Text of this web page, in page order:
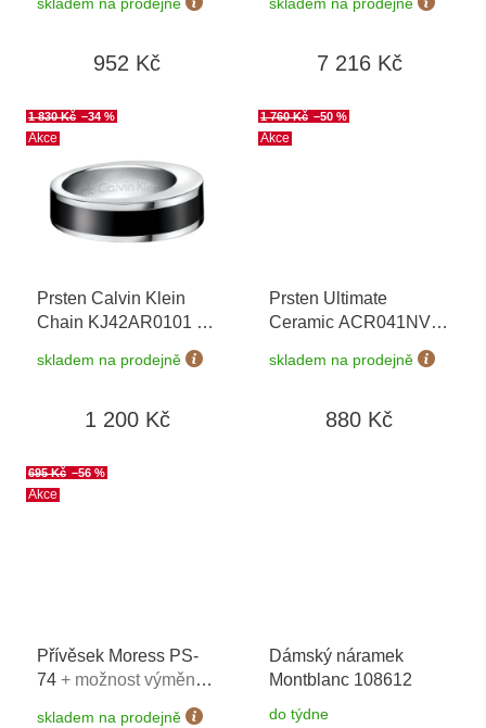
952 Kč
možnost výměny do 90
7 216 Kč
Akce
1 830 Kč –34 %
Prsten Calvin Klein
Chain KJ42AR0101 +
možnost výměny do 90
dní
skladem na prodejně
1 200 Kč
Akce
1 760 Kč –50 %
Prsten Ultimate
Ceramic ACR041NV+
možnost výměny do 90
dní
skladem na prodejně
880 Kč
Akce
695 Kč –56 %
Přívěsek Moress PS-
74 + možnost výměny
skladem na prodejně
Dámský náramek
Montblanc 108612
do týdne